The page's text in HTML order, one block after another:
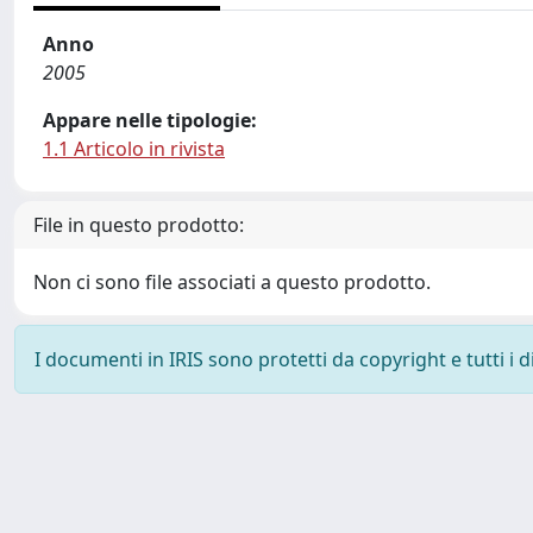
Anno
2005
Appare nelle tipologie:
1.1 Articolo in rivista
File in questo prodotto:
Non ci sono file associati a questo prodotto.
I documenti in IRIS sono protetti da copyright e tutti i